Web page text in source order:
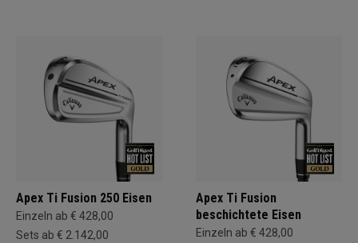
Apex Ti Fusion 250 Eisen
Einzeln ab € 428,00
Sets ab € 2.142,00
Apex Ti Fusion
beschichtete Eisen
Einzeln ab € 428,00